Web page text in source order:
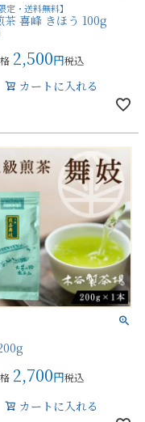
定・送料無料】
茶 喜峰 きほう 100g
2,500 税込
カートに入れる
2,700 税込
カートに入れる